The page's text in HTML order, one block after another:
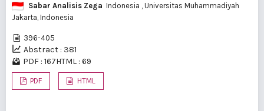
Sabar Analisis Zega Indonesia , Universitas Muhammadiyah
Jakarta, Indonesia
396-405
Abstract : 381
PDF : 167HTML : 69
PDF HTML